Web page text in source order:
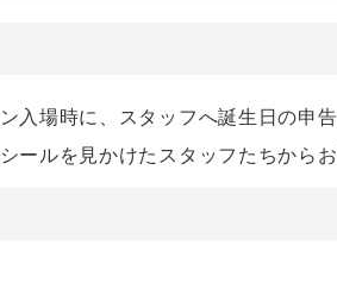
入場時に、スタッフへ誕生日の申
ールを見かけたスタッフたちから